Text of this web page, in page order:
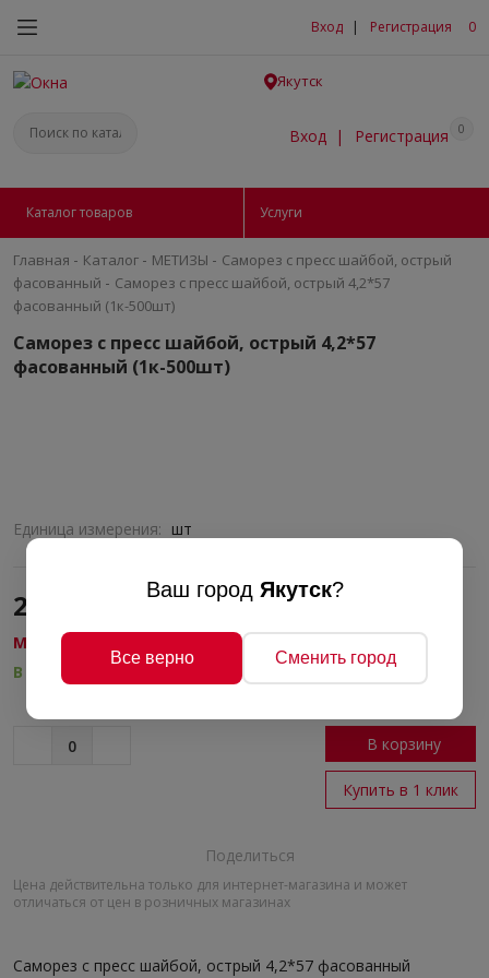
Вход | Регистрация 0
Ваш город Якутск?
Все верно Сменить город
Якутск
Вход | Регистрация 0
Каталог товаров Услуги
Главная - Каталог - МЕТИЗЫ - Саморез с пресс шайбой, острый
фасованный - Саморез с пресс шайбой, острый 4,2*57
фасованный (1к-500шт)
Саморез с пресс шайбой, острый 4,2*57
фасованный (1к-500шт)
Единица измерения: шт
2 руб./шт
МЕТИЗЫ
В наличии
В корзину
Купить в 1 клик
Поделиться
Цена действительна только для интернет-магазина и может
отличаться от цен в розничных магазинах
Саморез с пресс шайбой, острый 4,2*57 фасованный